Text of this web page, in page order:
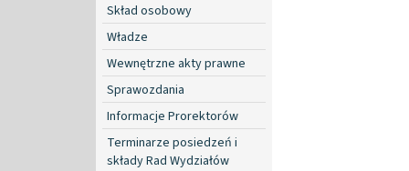
Skład osobowy
Władze
Wewnętrzne akty prawne
Sprawozdania
Informacje Prorektorów
Terminarze posiedzeń i
składy Rad Wydziałów